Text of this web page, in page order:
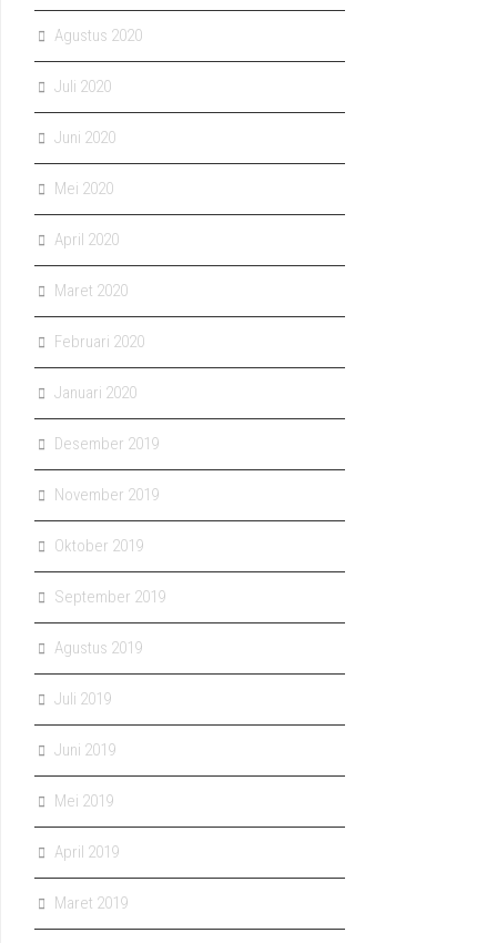
Agustus 2020
Juli 2020
Juni 2020
Mei 2020
April 2020
Maret 2020
Februari 2020
Januari 2020
Desember 2019
November 2019
Oktober 2019
September 2019
Agustus 2019
Juli 2019
Juni 2019
Mei 2019
April 2019
Maret 2019